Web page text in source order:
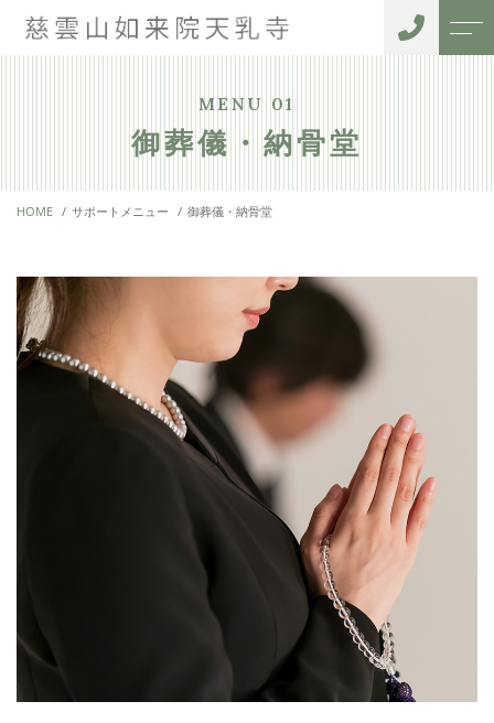
当寺院について
サポートメニュー
水子供養
ペット供養
ご利用者様の声
よくある質問
ご相談・お問い合わせ
06-6931-4329
メールでのお問い合わせ
CONTACT
MENU 01
御葬儀・納骨堂
HOME サポートメニュー 御葬儀・納骨堂